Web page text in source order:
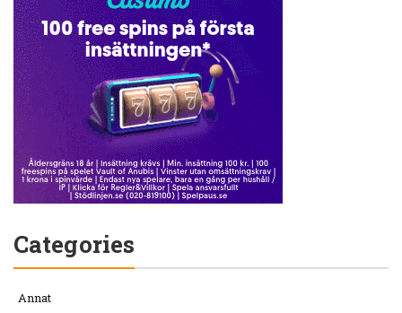
Categories
Annat